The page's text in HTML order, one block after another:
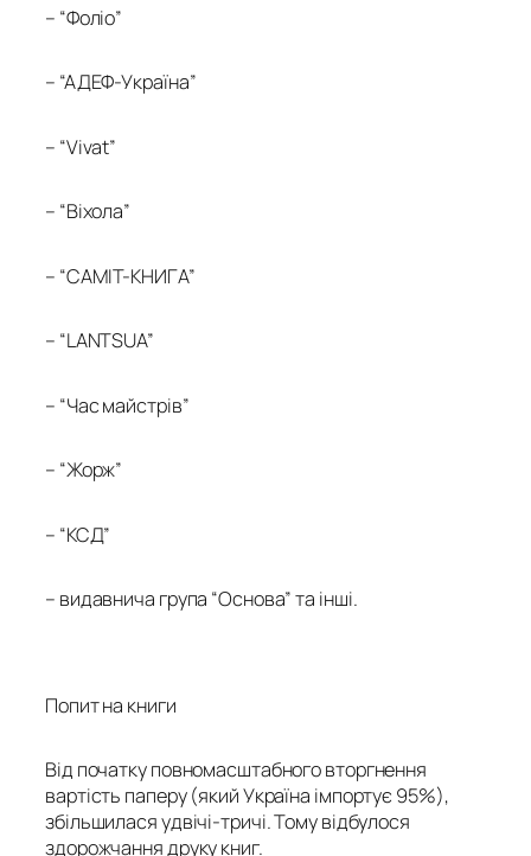
– “Фоліо”
– “АДЕФ-Україна”
– “Vivat”
– “Віхола”
– “САМІТ-КНИГА”
– “LANTSUA”
– “Час майстрів”
– “Жорж”
– “КСД”
– видавнича група “Основа” та інші.
Попит на книги
Від початку повномасштабного вторгнення
вартість паперу (який Україна імпортує 95%),
збільшилася удвічі-тричі. Тому відбулося
здорожчання друку книг.